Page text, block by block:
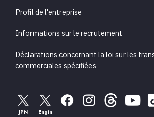
Profil de l'entreprise
Informations sur le recrutement
Déclarations concernant la loi sur les
commerciales spécifiées
JPN Engin